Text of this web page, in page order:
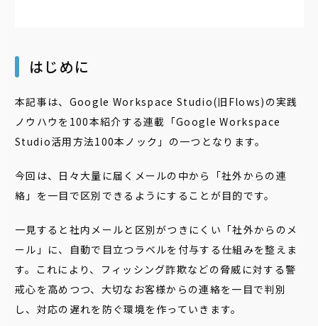
はじめに
本記事は、Google Workspace Studio(旧Flows)の実践
ノウハウを100本紹介する連載「Google Workspace
Studio活用方法100本ノック」の一つとなります。
今回は、日々大量に届くメールの中から「社外からの連
絡」を一目で区別できるようにすることが目的です。
一見すると社内メールと区別がつきにくい「社外からのメ
ール」に、自動で目立つラベルを付与する仕組みを整えま
す。これにより、フィッシング詐欺などの脅威に対する警
戒心を高めつつ、大切なお客様からの連絡を一目で判別
し、対応の遅れを防ぐ環境を作っていきます。